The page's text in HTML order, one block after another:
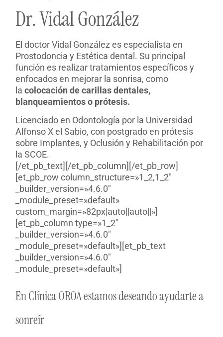
Dr. Vidal González
El doctor Vidal González es especialista en
Prostodoncia y Estética dental. Su principal
función es realizar tratamientos específicos y
enfocados en mejorar la sonrisa, como
lacolocación de carillas dentales,
blanqueamientos o prótesis.
Licenciado en Odontología por la Universidad
Alfonso X el Sabio, con postgrado en prótesis
sobre Implantes, y Oclusión y Rehabilitación por
la SCOE.
[/et_pb_text][/et_pb_column][/et_pb_row]
[et_pb_row column_structure=»1_2,1_2″
_builder_version=»4.6.0″
_module_preset=»default»
custom_margin=»82px|auto||auto||»]
[et_pb_column type=»1_2″
_builder_version=»4.6.0″
_module_preset=»default»][et_pb_text
_builder_version=»4.6.0″
_module_preset=»default»]
En Clínica OROA estamos deseando ayudarte a
sonreír